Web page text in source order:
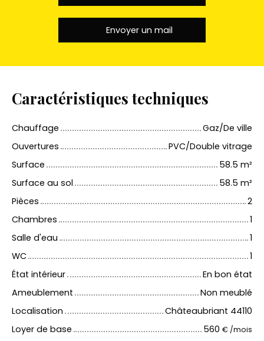
Envoyer un mail
Caractéristiques techniques
Chauffage
Gaz/De ville
Ouvertures
PVC/Double vitrage
Surface
58.5 m²
Surface au sol
58.5 m²
Pièces
2
Chambres
1
Salle d'eau
1
WC
1
État intérieur
En bon état
Ameublement
Non meublé
Localisation
Châteaubriant 44110
Loyer de base
560 € /mois